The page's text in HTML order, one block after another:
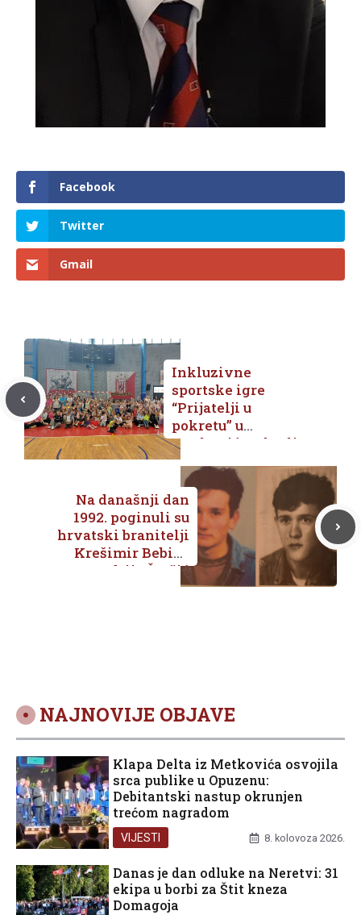
Facebook
Twitter
Gmail
Inkluzivne
sportske igre
“Prijatelji u
pokretu” u
Metkoviću: Slavlje
zajedništva i
sportskog duha
Na današnji dan
1992. poginuli su
hrvatski branitelji
Krešimir Bebić i
Andrija Čurčić
NAJNOVIJE OBJAVE
Klapa Delta iz Metkovića osvojila
srca publike u Opuzenu:
Debitantski nastup okrunjen
trećom nagradom
VIJESTI 8. kolovoza 2026.
Danas je dan odluke na Neretvi: 31
ekipa u borbi za Štit kneza
Domagoja